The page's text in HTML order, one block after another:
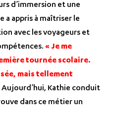
d’immersion et une
a appris à maîtriser le
avec les voyageurs et
« Je me
tournée scolaire.
mais tellement
Kathie conduit
dans ce métier un